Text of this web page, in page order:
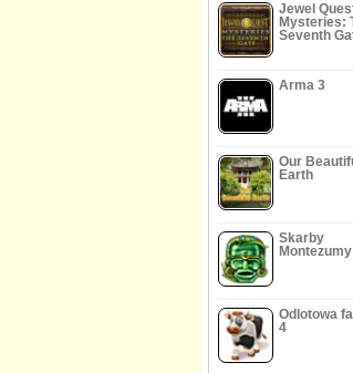
Jewel
Mysteries:
Seventh
Arma 3
Our
Earth
Skarby
Odlotowa
4